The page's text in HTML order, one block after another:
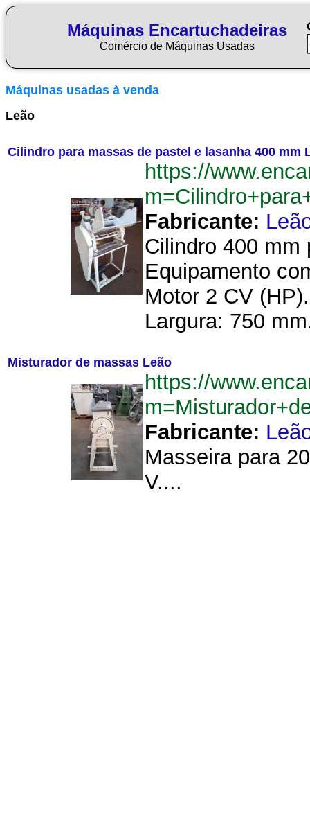
Máquinas Encartuchadeiras
Comércio de Máquinas Usadas
Máquinas usadas à venda
Leão
Cilindro para massas de pastel e lasanha 400 mm
https://
Fabricante:
Cilindro 400 mm
Equipamento
Motor 2 CV
Largura: 750
Misturador de massas Leão
https://
Fabricante:
Masseira para
V....